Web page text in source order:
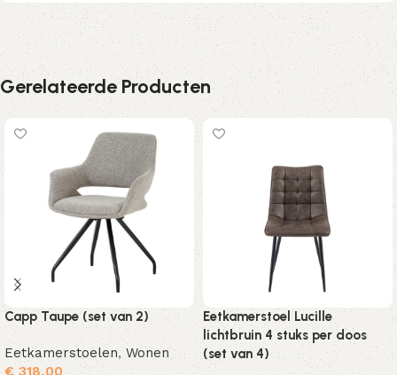
Gerelateerde Producten
Capp Taupe (set van 2)
Eetkamerstoelen,Wonen
€ 318,00
Eetkamerstoel Lucille
lichtbruin 4 stuks per doos
(set van 4)